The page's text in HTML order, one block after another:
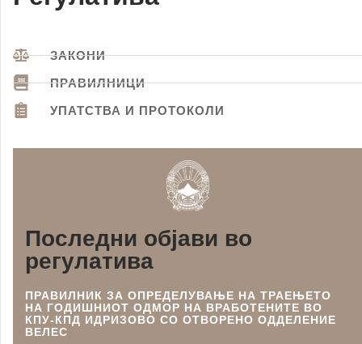
ЗАКОНИ
ПРАВИЛНИЦИ
УПАТСТВА И ПРОТОКОЛИ
Последни објави во
регулатива
ПРАВИЛНИК ЗА ОПРЕДЕЛУВАЊЕ НА ТРАЕЊЕТО
НА ГОДИШНИОТ ОДМОР НА ВРАБОТЕНИТЕ ВО
КПУ-КПД ИДРИЗОВО СО ОТВОРЕНО ОДДЕЛЕНИЕ
ВЕЛЕС